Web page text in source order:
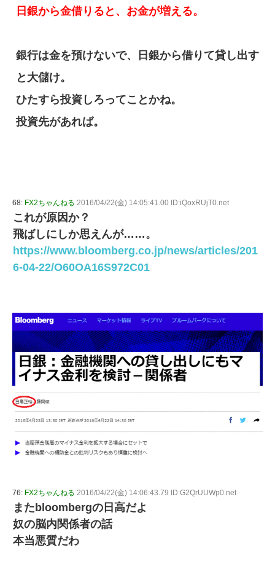
日銀から金借りると、お金が増える。
銀行は金を預けないで、日銀から借りて貸し出す
と大儲け。
ひたすら投資しろってことかね。
投資先があれば。
68: FX2ちゃんねる 2016/04/22(金) 14:05:41.00 ID:iQoxRUjT0.net
これが原因か？
飛ばしにしか思えんが……。
https://www.bloomberg.co.jp/news/articles/201
6-04-22/O60OA16S972C01
76: FX2ちゃんねる 2016/04/22(金) 14:06:43.79 ID:G2QrUUWp0.net
またbloombergの日高だよ
奴の脳内関係者の話
本当悪質だわ